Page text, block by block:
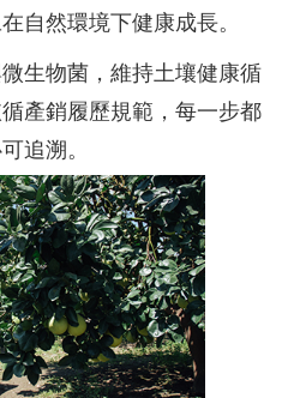
自然環境下健康成長。
生物菌，維持土壤健康循
產銷履歷規範，每一步都
追溯。